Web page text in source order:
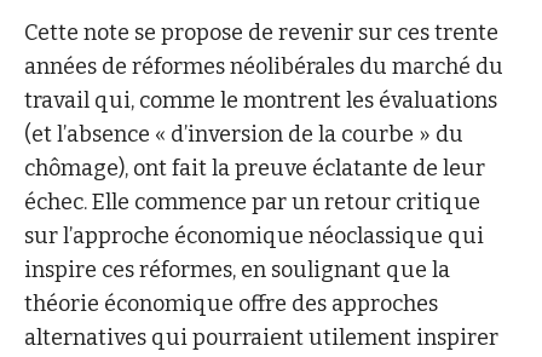
Cette note se propose de revenir sur ces trente
années de réformes néolibérales du marché du
travail qui, comme le montrent les évaluations
(et l’absence « d’inversion de la courbe » du
chômage), ont fait la preuve éclatante de leur
échec. Elle commence par un retour critique
sur l’approche économique néoclassique qui
inspire ces réformes, en soulignant que la
théorie économique offre des approches
alternatives qui pourraient utilement inspirer